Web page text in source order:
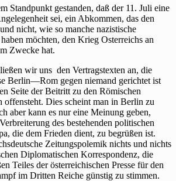
Standpunkt gestanden, daß der 11. Juli eine
sei, ein Abkommen, das den
nicht, wie so manche nazistische
möchten, den Krieg Osterreichs an
Zwecke hat.
wir uns den Vertragstexten an, die
Berlin—Rom gegen niemand gerichtet ist
Seite der Beitritt zu den Römischen
offensteht. Dies scheint man in Berlin zu
aber kann es nur eine Meinung geben,
des bestehenden politischen
die dem Frieden dient, zu begrüßen ist.
Zeitungspolemik nichts und nichts
Diplomatischen Korrespondenz, die
Teiles der österreichischen Presse für den
im Dritten Reiche günstig zu stimmen.